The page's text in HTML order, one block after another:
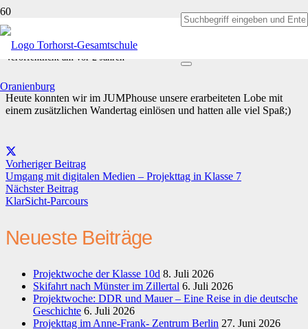
8d im JUMPhouse
Veröffentlicht am vor 2 Jahren
Heute konnten wir im JUMPhouse unsere erarbeiteten Lobe mit
einem zusätzlichen Wandertag einlösen und hatten alle viel Spaß;)
Vorheriger Beitrag
Umgang mit digitalen Medien – Projekttag in Klasse 7
Nächster Beitrag
KlarSicht-Parcours
Neueste Beiträge
Projektwoche der Klasse 10d 8. Juli 2026
Skifahrt nach Münster im Zillertal 6. Juli 2026
Projektwoche: DDR und Mauer – Eine Reise in die deutsche
Geschichte 6. Juli 2026
Projekttag im Anne-Frank- Zentrum Berlin 27. Juni 2026